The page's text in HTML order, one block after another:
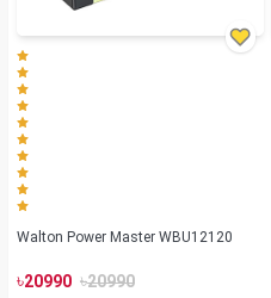
Walton Power Master WBU12120
৳20990 ৳20990